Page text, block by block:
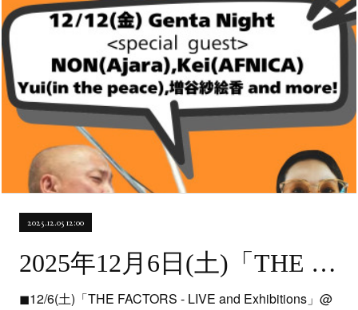
2025.12.05 12:00
2025年12月6日(土)「THE FACTORS - LIVE and Exhibitions」 @神戸元町 楽園
◼︎12/6(土)「THE FACTORS - LIVE and Exhibitions」@